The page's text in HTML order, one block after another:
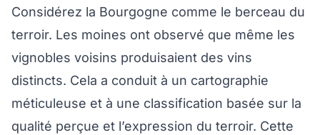
Considérez la Bourgogne comme le berceau du
terroir. Les moines ont observé que même les
vignobles voisins produisaient des vins
distincts. Cela a conduit à un cartographie
méticuleuse et à une classification basée sur la
qualité perçue et l’expression du terroir. Cette